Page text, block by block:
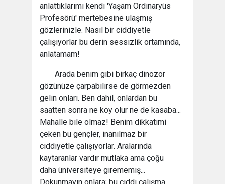
anlattıklarımı kendi 'Yaşam Ordinaryüs
Profesörü' mertebesine ulaşmış
gözlerinizle. Nasıl bir ciddiyetle
çalışıyorlar bu derin sessizlik ortamında,
anlatamam!
Arada benim gibi birkaç dinozor
gözünüze çarpabilirse de görmezden
gelin onları. Ben dahil, onlardan bu
saatten sonra ne köy olur ne de kasaba...
Mahalle bile olmaz! Benim dikkatimi
çeken bu gençler, inanılmaz bir
ciddiyetle çalışıyorlar. Aralarında
kaytaranlar vardır mutlaka ama çoğu
daha üniversiteye girememiş...